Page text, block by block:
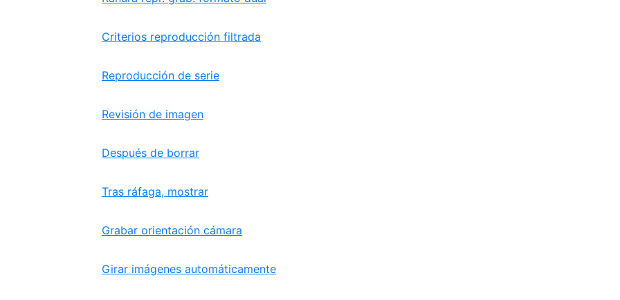
Criterios reproducción filtrada
Reproducción de serie
Revisión de imagen
Después de borrar
Tras ráfaga, mostrar
Grabar orientación cámara
Girar imágenes automáticamente